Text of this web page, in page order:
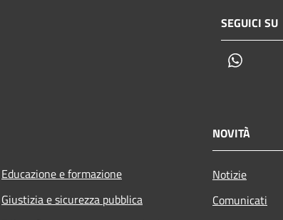
SEGUICI SU
Educazione e formazione
Giustizia e sicurezza pubblica
NOVITÀ
Notizie
Comunicati